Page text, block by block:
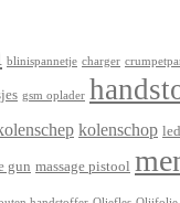
blinispannetje charger
gsm oplader
kolenschop
gun massage pistool